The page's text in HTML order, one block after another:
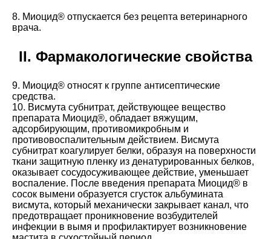
8. Миоцид® отпускается без рецепта ветеринарного
врача.
II. Фармакологические свойства
9. Миоцид® относят к группе антисептические
средства.
10. Висмута субнитрат, действующее вещество
препарата Миоцид®, обладает вяжущим,
адсорбирующим, противомикробным и
противовоспалительным действием. Висмута
субнитрат коагулирует белки, образуя на поверхности
ткани защитную пленку из денатурированных белков,
оказывает сосудосуживающее действие, уменьшает
воспаление. После введения препарата Миоцид® в
сосок вымени образуется сгусток альбумината
висмута, который механически закрывает канал, что
предотвращает проникновение возбудителей
инфекции в вымя и профилактирует возникновение